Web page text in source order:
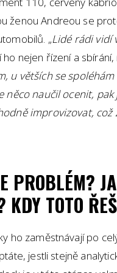
ženou Andreou se
„Lidé rádi vidí
ho nejen řízení a
u větších se
něco naučil ocenit,
improvizovat,
PROBLÉM?
KDY TOTO
ho zaměstnávají po
jestli stejně